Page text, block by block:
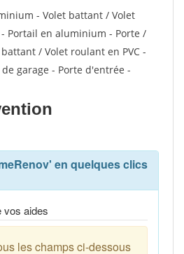
- Volet battant / Volet
Portail en aluminium - Porte /
/ Volet roulant en PVC -
de garage - Porte d'entrée -